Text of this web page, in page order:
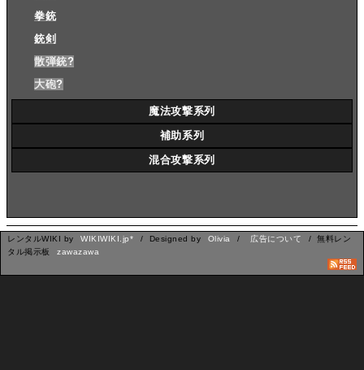
拳銃
銃剣
散弾銃?
大砲?
魔法攻撃系列
補助系列
混合攻撃系列
レンタルWIKI by WIKIWIKI.jp* / Designed by Olivia / 広告について
/ 無料レン
タル掲示板
zawazawa